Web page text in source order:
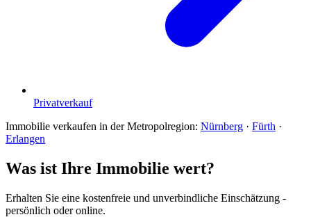
Privatverkauf
Immobilie verkaufen in der Metropolregion: Nürnberg · Fürth ·
Erlangen
Was ist Ihre Immobilie wert?
Erhalten Sie eine kostenfreie und unverbindliche Einschätzung -
persönlich oder online.